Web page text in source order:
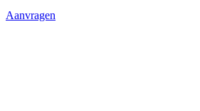
Aanvragen